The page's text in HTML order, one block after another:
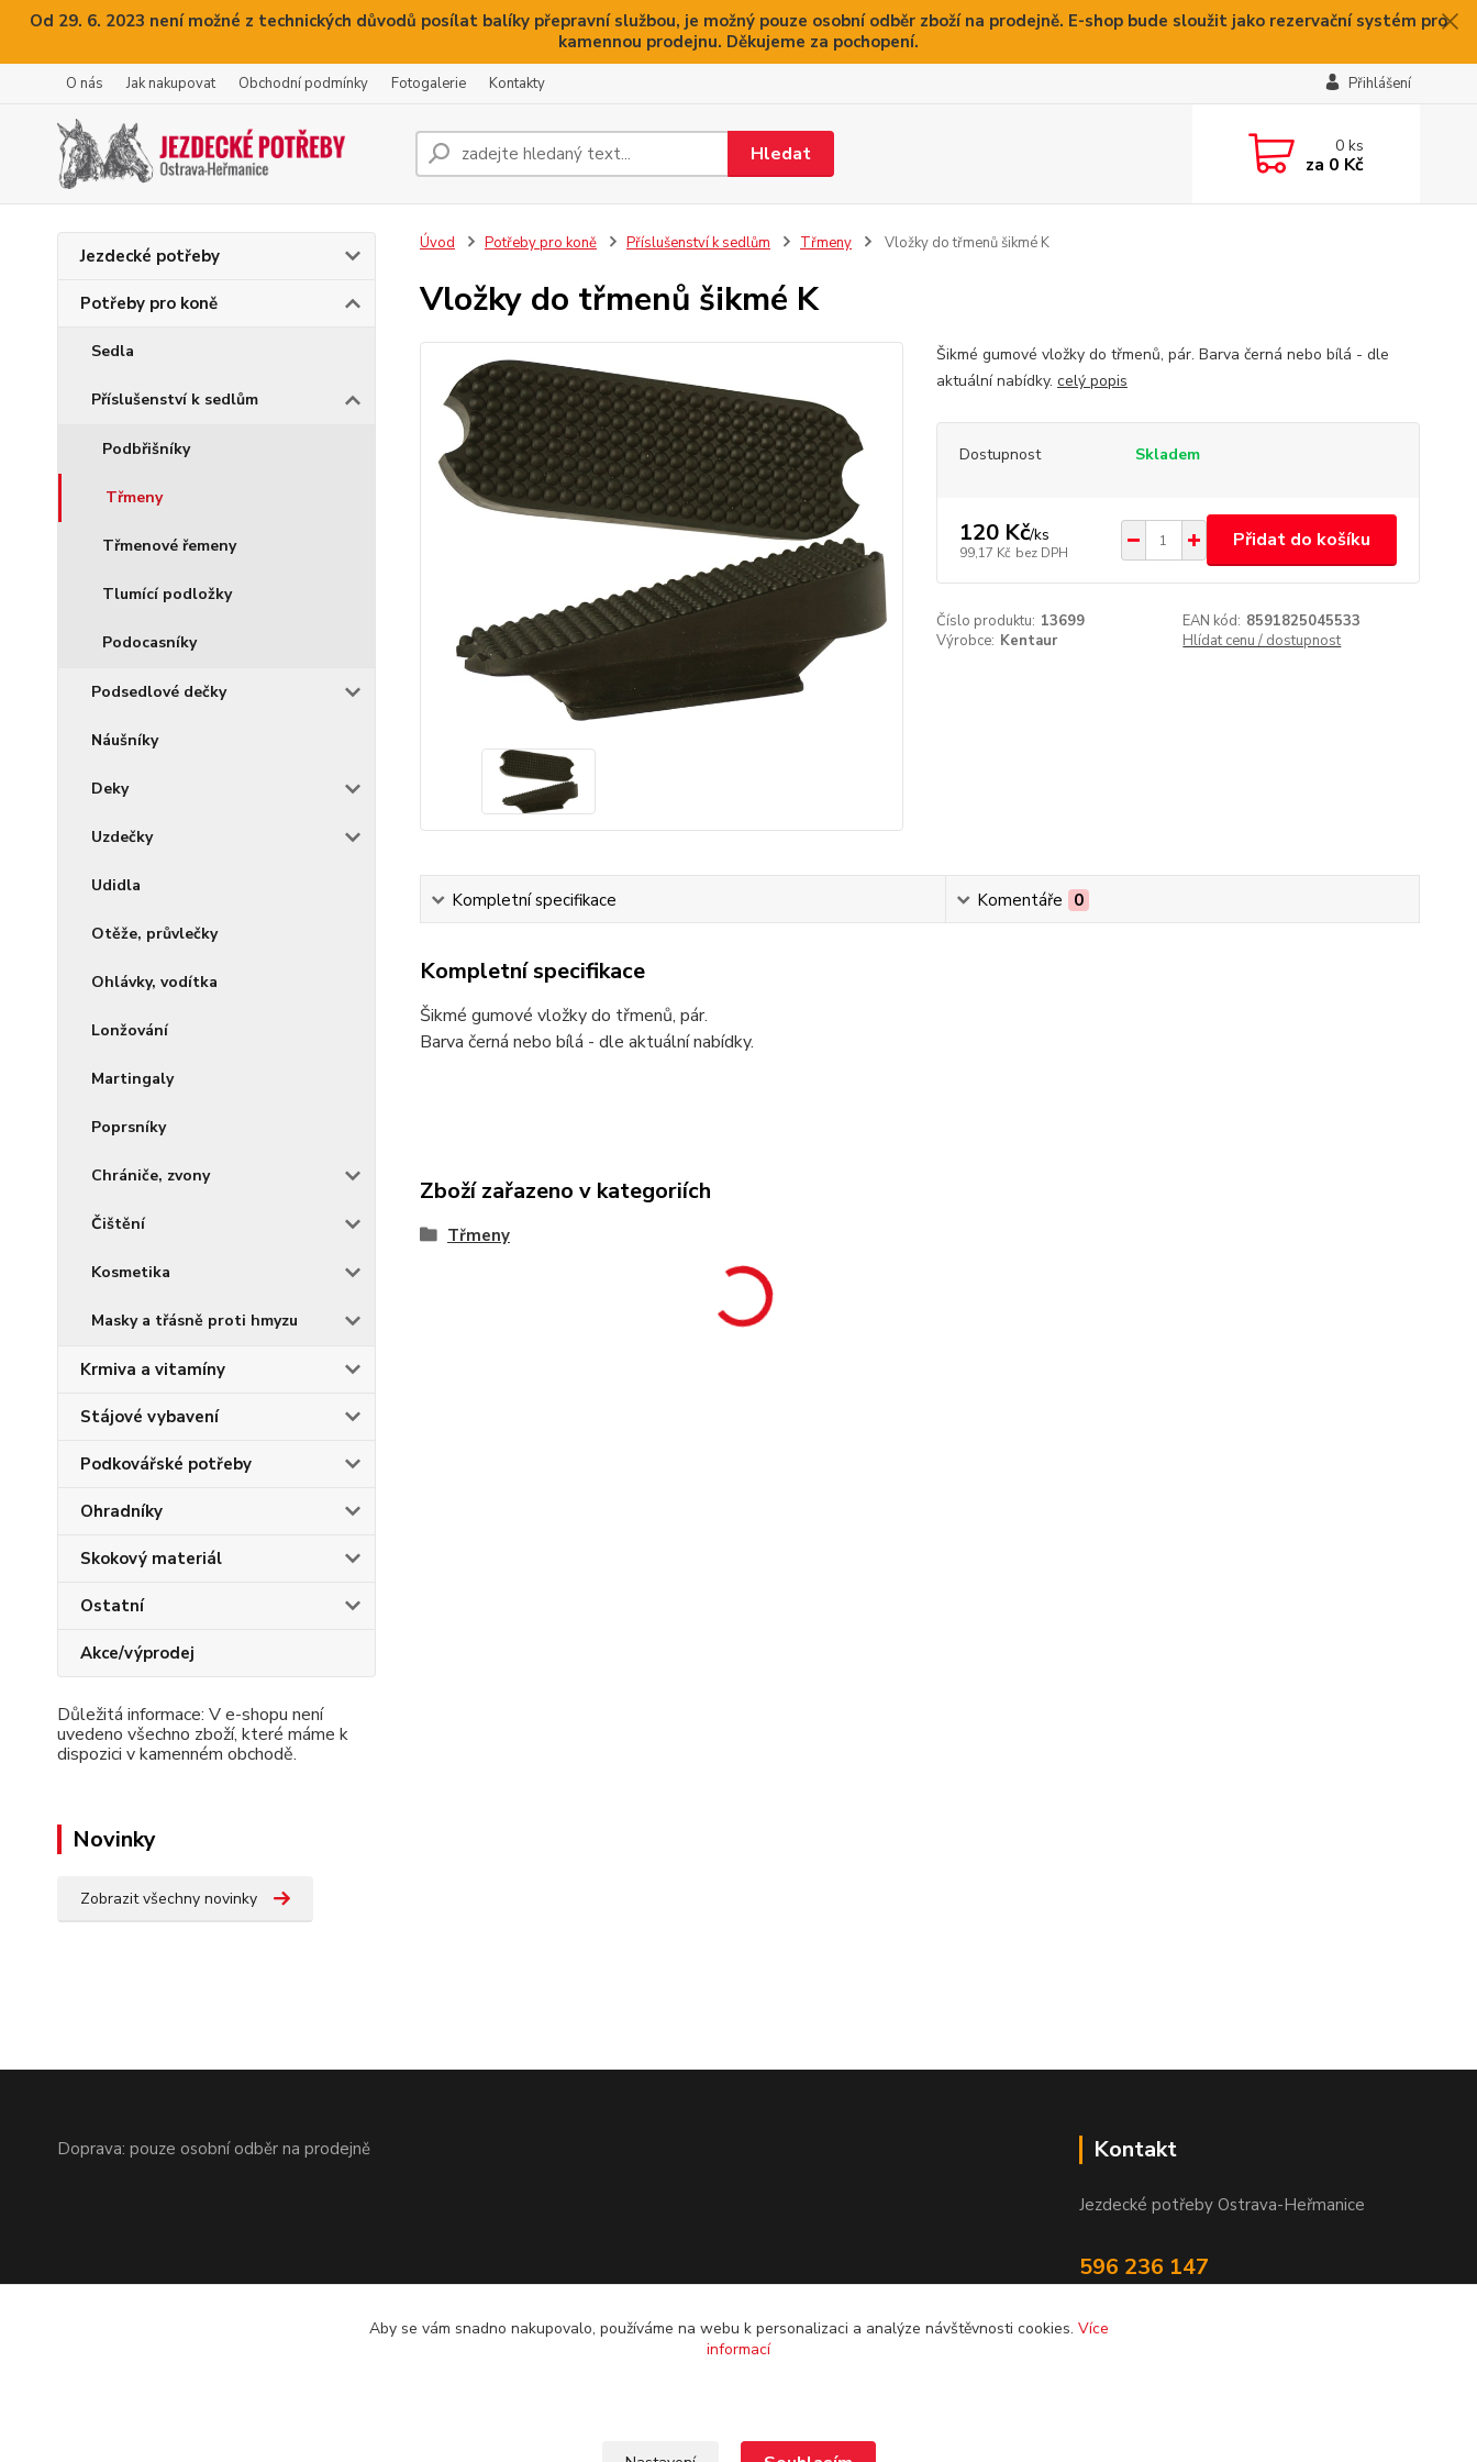
Od 29. 6. 2023 není možné z technických důvodů posílat balíky přepravní službou, je možný pouze osobní odběr zboží na prodejně. E-shop bude sloužit jako rezervační systém pro
kamennou prodejnu. Děkujeme za pochopení.
O nás Jak nakupovat Obchodní podmínky Fotogalerie Kontakty Přihlášení
Hledat 0ks
za 0 Kč
Jezdecké potřeby
Potřeby pro koně
Sedla
Příslušenství k sedlům
Podbřišníky
Třmeny
Třmenové řemeny
Tlumící podložky
Podocasníky
Podsedlové dečky
Náušníky
Deky
Uzdečky
Udidla
Otěže, průvlečky
Ohlávky, vodítka
Lonžování
Martingaly
Poprsníky
Chrániče, zvony
Čištění
Kosmetika
Masky a třásně proti hmyzu
Krmiva a vitamíny
Stájové vybavení
Podkovářské potřeby
Ohradníky
Skokový materiál
Ostatní
Akce/výprodej
Důležitá informace: V e-shopu není
uvedeno všechno zboží, které máme k
dispozici v kamenném obchodě.
Novinky
Zobrazit všechny novinky
Úvod Potřeby pro koně Příslušenství k sedlům Třmeny Vložky do třmenů šikmé K
Vložky do třmenů šikmé K
Šikmé gumové vložky do třmenů, pár. Barva černá nebo bílá - dle
aktuální nabídky. celý popis
Dostupnost Skladem
120 Kč/ks
99,17 Kč bez DPH
Přidat do košíku
Číslo produktu: 13699 EAN kód: 8591825045533
Výrobce: Kentaur Hlídat cenu / dostupnost
Kompletní specifikace Komentáře 0
Kompletní specifikace
Šikmé gumové vložky do třmenů, pár.
Barva černá nebo bílá - dle aktuální nabídky.
Zboží zařazeno v kategoriích
Třmeny
Doprava: pouze osobní odběr na prodejně Kontakt
Jezdecké potřeby Ostrava-Heřmanice
596 236 147
Aby se vám snadno nakupovalo, používáme na webu k personalizaci a analýze návštěvnosti cookies. Více
informací